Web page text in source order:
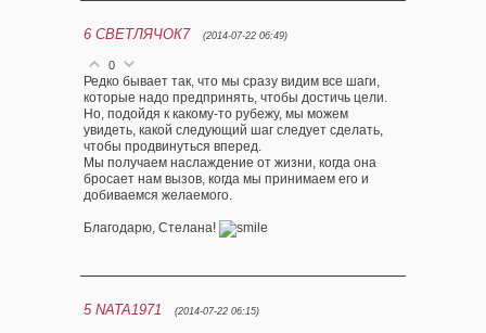
6 СВЕТЛЯЧОК7 (2014-07-22 06:49)
0
Редко бывает так, что мы сразу видим все шаги,
которые надо предпринять, чтобы достичь цели.
Но, подойдя к какому-то рубежу, мы можем
увидеть, какой следующий шаг следует сделать,
чтобы продвинуться вперед.
Мы получаем наслаждение от жизни, когда она
бросает нам вызов, когда мы принимаем его и
добиваемся желаемого.
Благодарю, Стелана!
5 NATA1971 (2014-07-22 06:15)